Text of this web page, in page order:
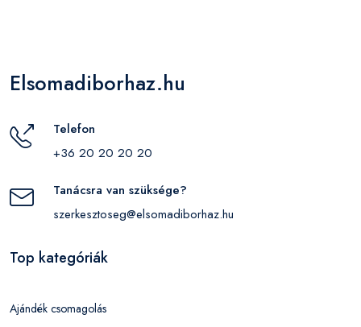
Elsomadiborhaz.hu
Telefon
+36 20 20 20 20
Tanácsra van szüksége?
szerkesztoseg@elsomadiborhaz.hu
Top kategóriák
Ajándék csomagolás